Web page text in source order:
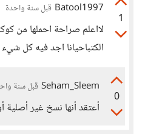
1
Batool1997 قبل سنة واحدة
لااعلم صراحة احملها من
الكتباحيانا اجد فيه كل
0
Seham_Sleem قبل سنة
أعتقد أنها نسخ غير